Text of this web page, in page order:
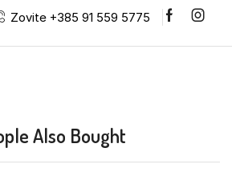
Zovite +385 91 559 5775
Also Bought